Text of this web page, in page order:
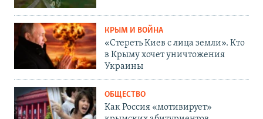
КРЫМ И ВОЙНА
«Стереть Киев с лица земли». Кто
в Крыму хочет уничтожения
Украины
ОБЩЕСТВО
Как Россия «мотивирует»